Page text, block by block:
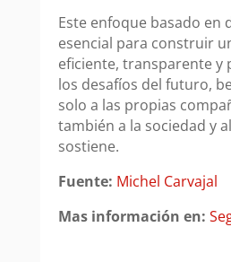
Este enfoque basado en
esencial para construir
eficiente, transparente y
los desafíos del futuro,
solo a las propias
también a la sociedad y
sostiene.
Fuente: Michel Carvajal
Mas información en: